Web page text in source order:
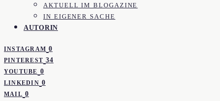
AKTUELL IM BLOGAZINE
IN EIGENER SACHE
AUTORIN
INSTAGRAM 0
PINTEREST 34
YOUTUBE 0
LINKEDIN 0
MAIL 0